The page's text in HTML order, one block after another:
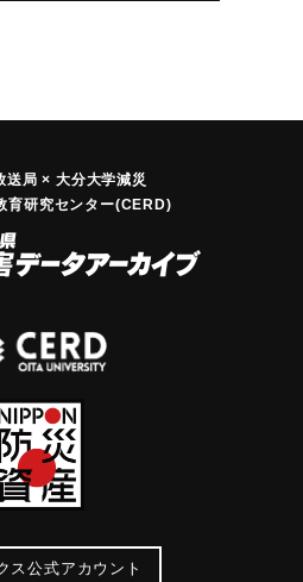
送局 × 大分大学減災
育研究センター(CERD)
ス公式アカウント